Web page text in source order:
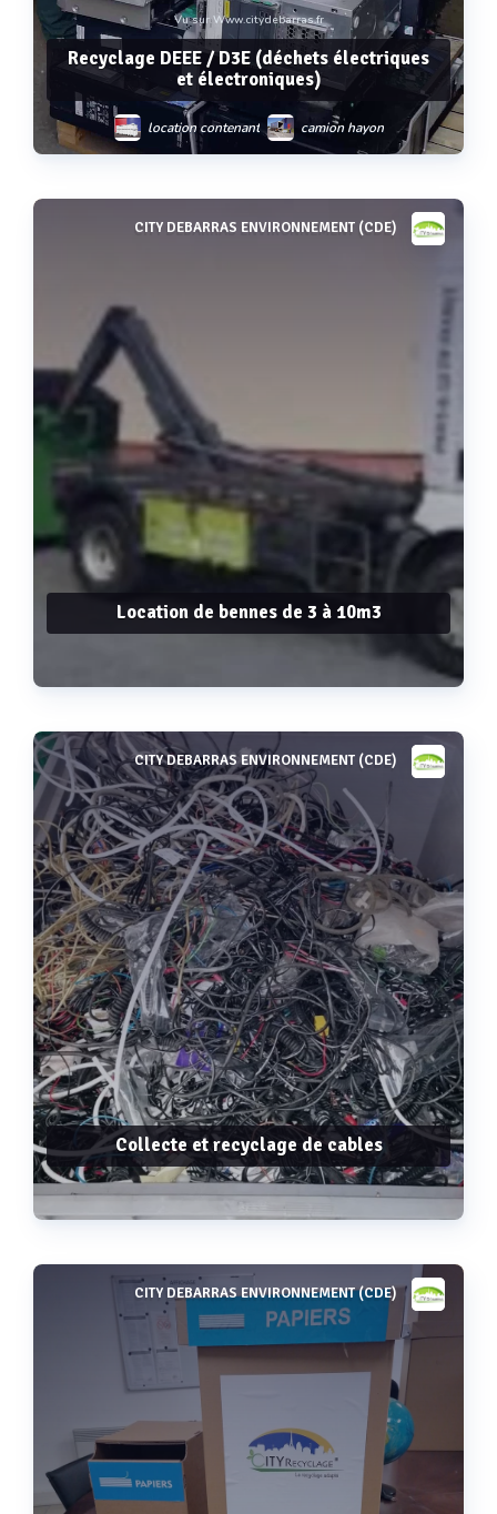
Vu sur Www.citydebarras.fr
Recyclage DEEE / D3E (déchets électriques
et électroniques)
location contenant camion hayon
Voir plus
CITY DEBARRAS ENVIRONNEMENT (CDE)
Location de bennes de 3 à 10m3
Voir plus
CITY DEBARRAS ENVIRONNEMENT (CDE)
Collecte et recyclage de cables
Voir plus
CITY DEBARRAS ENVIRONNEMENT (CDE)